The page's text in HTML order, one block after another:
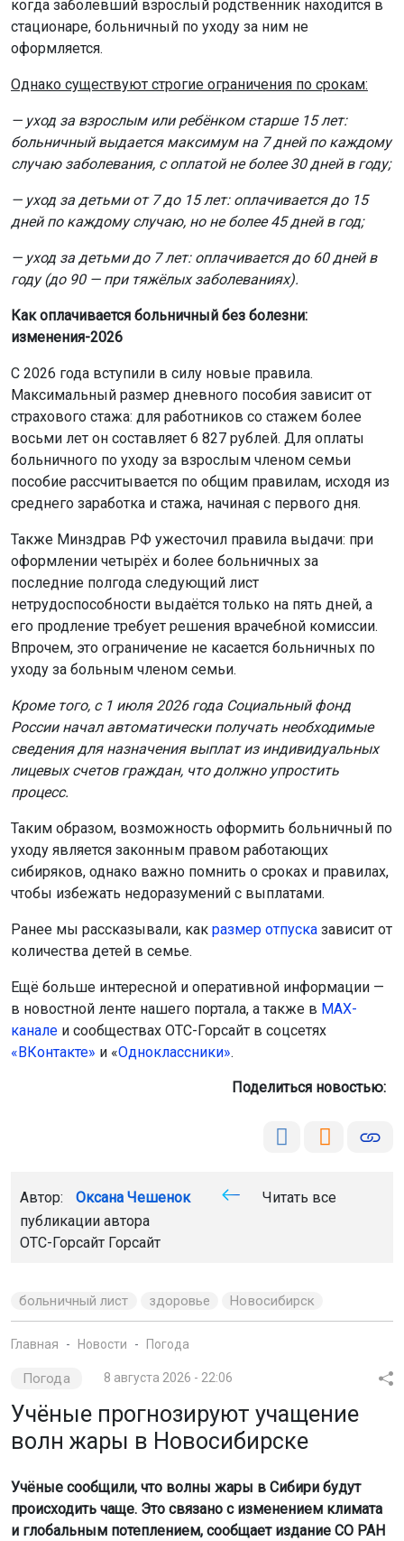
когда заболевший взрослый родственник находится в
стационаре, больничный по уходу за ним не
оформляется.
Однако существуют строгие ограничения по срокам:
— уход за взрослым или ребёнком старше 15 лет:
больничный выдается максимум на 7 дней по каждому
случаю заболевания, с оплатой не более 30 дней в году;
— уход за детьми от 7 до 15 лет: оплачивается до 15
дней по каждому случаю, но не более 45 дней в год;
— уход за детьми до 7 лет: оплачивается до 60 дней в
году (до 90 — при тяжёлых заболеваниях).
Как оплачивается больничный без болезни:
изменения-2026
С 2026 года вступили в силу новые правила.
Максимальный размер дневного пособия зависит от
страхового стажа: для работников со стажем более
восьми лет он составляет 6 827 рублей. Для оплаты
больничного по уходу за взрослым членом семьи
пособие рассчитывается по общим правилам, исходя из
среднего заработка и стажа, начиная с первого дня.
Также Минздрав РФ ужесточил правила выдачи: при
оформлении четырёх и более больничных за
последние полгода следующий лист
нетрудоспособности выдаётся только на пять дней, а
его продление требует решения врачебной комиссии.
Впрочем, это ограничение не касается больничных по
уходу за больным членом семьи.
Кроме того, с 1 июля 2026 года Социальный фонд
России начал автоматически получать необходимые
сведения для назначения выплат из индивидуальных
лицевых счетов граждан, что должно упростить
процесс.
Таким образом, возможность оформить больничный по
уходу является законным правом работающих
сибиряков, однако важно помнить о сроках и правилах,
чтобы избежать недоразумений с выплатами.
Ранее мы рассказывали, как размер отпуска зависит от
количества детей в семье.
Ещё больше интересной и оперативной информации —
в новостной ленте нашего портала, а также в МАХ-
канале и сообществах ОТС-Горсайт в соцсетях
«ВКонтакте» и «Одноклассники».
Поделиться новостью:
Автор: Оксана Чешенок
Читать все
публикации автора
ОТС-Горсайт Горсайт
больничный лист здоровье Новосибирск
Главная Новости Погода
Погода 8 августа 2026 - 22:06
Учёные прогнозируют учащение
волн жары в Новосибирске
Учёные сообщили, что волны жары в Сибири будут
происходить чаще. Это связано с изменением климата
и глобальным потеплением, сообщает издание СО РАН